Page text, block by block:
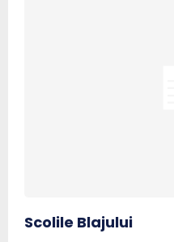
Scolile Blajului